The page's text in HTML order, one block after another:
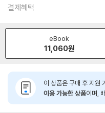
결제혜택
eBook
11,060원
이 상품은 구매 후 지원
이용 가능한 상품이며,